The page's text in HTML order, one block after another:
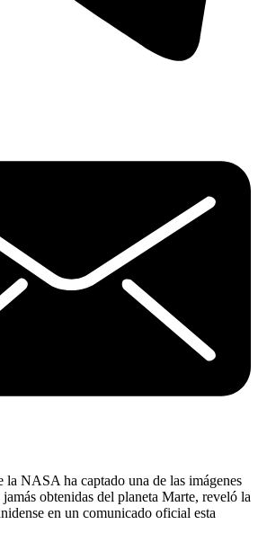
la NASA ha captado una de las imágenes
obtenidas del planeta Marte, reveló la
en un comunicado oficial esta